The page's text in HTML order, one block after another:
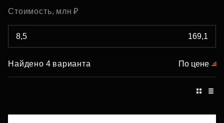
Стоимость, млн ₽
Найдено 4 варианта По цене